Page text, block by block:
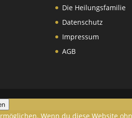
Die Heilungsfamilie
Datenschutz
Impressum
AGB
Wenn du diese Website